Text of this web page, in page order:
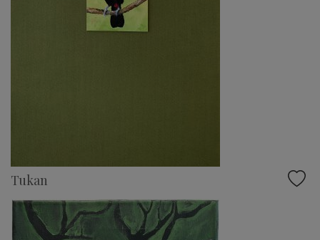
Tukan